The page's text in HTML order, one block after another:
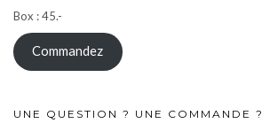
Box : 45.-
Commandez
UNE QUESTION ? UNE COMMANDE ?